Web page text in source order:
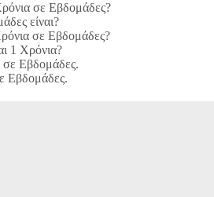
σε Εβδομάδες?
είναι?
σε Εβδομάδες?
1 Χρόνια?
Εβδομάδες.
Εβδομάδες.